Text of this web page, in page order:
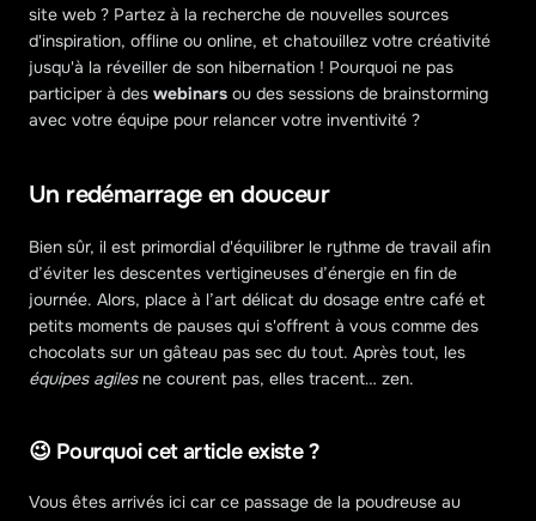
site web ? Partez à la recherche de nouvelles sources
d'inspiration, offline ou online, et chatouillez votre créativité
jusqu'à la réveiller de son hibernation ! Pourquoi ne pas
participer à des webinars ou des sessions de brainstorming
avec votre équipe pour relancer votre inventivité ?
Un redémarrage en douceur
Bien sûr, il est primordial d'équilibrer le rythme de travail afin
d’éviter les descentes vertigineuses d’énergie en fin de
journée. Alors, place à l’art délicat du dosage entre café et
petits moments de pauses qui s'offrent à vous comme des
équipes agiles ne courent pas, elles tracent… zen.
😉 Pourquoi cet article existe ?
Vous êtes arrivés ici car ce passage de la poudreuse au